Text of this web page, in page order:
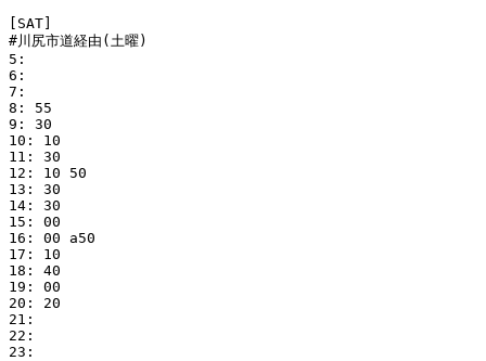
[SAT]
#川尻市道経由(土曜)
5:
6:
7:
8: 55
9: 30
10: 10
11: 30
12: 10 50
13: 30
14: 30
15: 00
16: 00 a50
17: 10
18: 40
19: 00
20: 20
21:
22:
23: